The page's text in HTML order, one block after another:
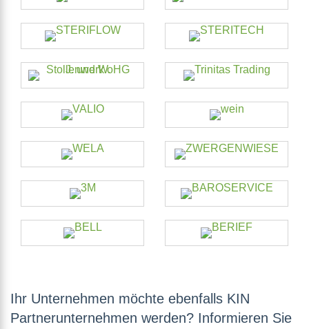
Ihr Unternehmen möchte ebenfalls KIN
Partnerunternehmen werden? Informieren Sie